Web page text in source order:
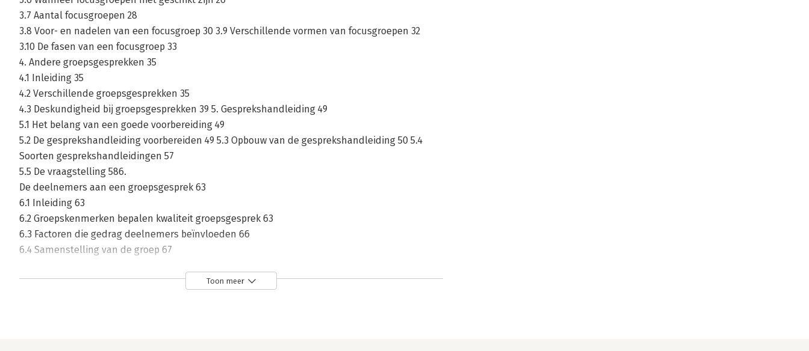
3.7 Aantal focusgroepen 28
3.8 Voor- en nadelen van een focusgroep 30 3.9 Verschillende vormen van focusgroepen 32
3.10 De fasen van een focusgroep 33
4. Andere groepsgesprekken 35
4.1 Inleiding 35
4.2 Verschillende groepsgesprekken 35
4.3 Deskundigheid bij groepsgesprekken 39 5. Gesprekshandleiding 49
5.1 Het belang van een goede voorbereiding 49
5.2 De gesprekshandleiding voorbereiden 49 5.3 Opbouw van de gesprekshandleiding 50 5.4
Soorten gesprekshandleidingen 57
5.5 De vraagstelling 586.
De deelnemers aan een groepsgesprek 63
6.1 Inleiding 63
6.2 Groepskenmerken bepalen kwaliteit groepsgesprek 63
6.3 Factoren die gedrag deelnemers beïnvloeden 66
6.4 Samenstelling van de groep 67
6.5.1 Indeling in teamrollen 68
Toon meer